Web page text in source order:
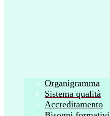
Organigramma
Sistema qualità
Accreditamento